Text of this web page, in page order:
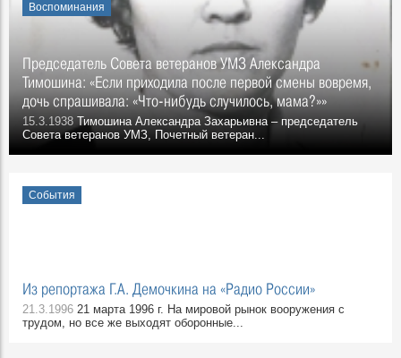
Воспоминания
Председатель Совета ветеранов УМЗ Александра
Тимошина: «Если приходила после первой смены вовремя,
дочь спрашивала: «Что-нибудь случилось, мама?»»
15.3.1938 Тимошина Александра Захарьивна – председатель
Совета ветеранов УМЗ, Почетный ветеран...
События
Из репортажа Г.А. Демочкина на «Радио России»
21.3.1996 21 марта 1996 г. На мировой рынок вооружения с
трудом, но все же выходят оборонные...